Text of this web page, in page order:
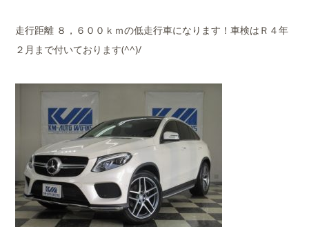
走行距離 ８，６００ｋｍの低走行車になります！車検はＲ４年
２月まで付いております(^^)/